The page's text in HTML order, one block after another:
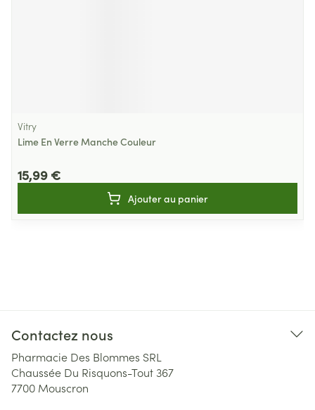
Vitry
Lime En Verre Manche Couleur
15,99 €
Ajouter au panier
Contactez nous
Pharmacie Des Blommes SRL
Chaussée Du Risquons-Tout 367
7700 Mouscron